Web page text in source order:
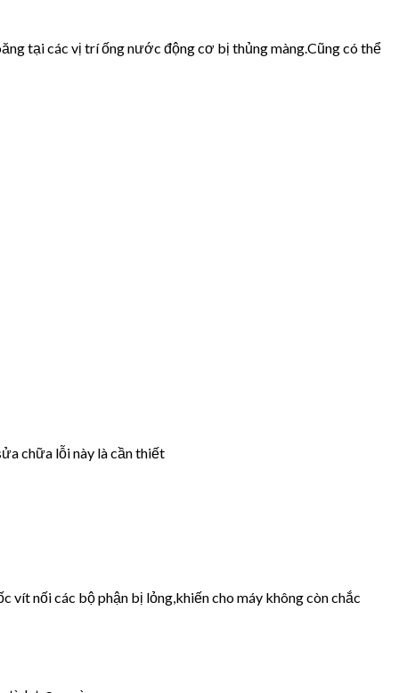
tại các vị trí ống nước động cơ bị thủng màng.Cũng có thể
chữa lỗi này là cần thiết
vít nối các bộ phận bị lỏng,khiến cho máy không còn chắc